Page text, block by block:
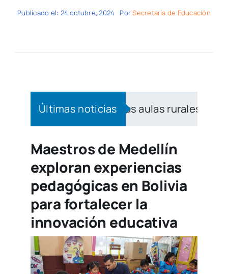
Publicado el: 24 octubre, 2024 PorSecretaría de Educación
Últimas noticias
a las aulas rurales de Medellín
Maestros de Medellín
exploran experiencias
pedagógicas en Bolivia
para fortalecer la
innovación educativa